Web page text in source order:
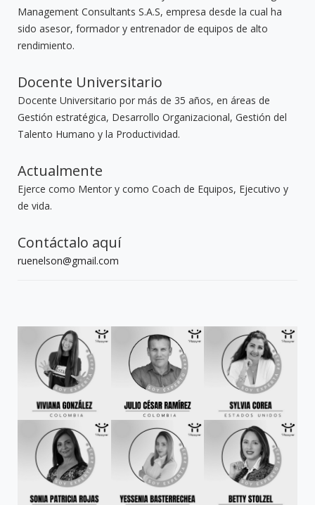
Management Consultants S.A.S, empresa desde la cual ha
sido asesor, formador y entrenador de equipos de alto
rendimiento.
Docente Universitario
Docente Universitario por más de 35 años, en áreas de
Gestión estratégica, Desarrollo Organizacional, Gestión del
Talento Humano y la Productividad.
Actualmente
Ejerce como Mentor y como Coach de Equipos, Ejecutivo y
de vida.
Contáctalo aquí
ruenelson@gmail.com